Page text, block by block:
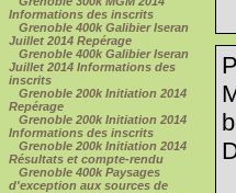
Informations des inscrits
Grenoble 400k Galibier Iseran
Juillet 2014 Repérage
Grenoble 400k Galibier Iseran
Juillet 2014 Informations des
inscrits
Grenoble 200k Initiation 2014
Repérage
Grenoble 200k Initiation 2014
Informations des inscrits
Grenoble 200k Initiation 2014
Résultats et compte-rendu
Grenoble 400k Paysages
d'exception aux sources de